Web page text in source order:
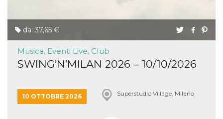
da: 37,65 €
Musica, Eventi Live, Club
SWING’N’MILAN 2026 – 10/10/2026
10 OTTOBRE 2026 Superstudio Village, Milano